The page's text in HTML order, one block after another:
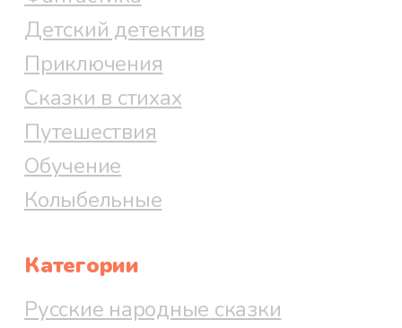
Детский детектив
Приключения
Сказки в стихах
Путешествия
Обучение
Колыбельные
Категории
Русские народные сказки